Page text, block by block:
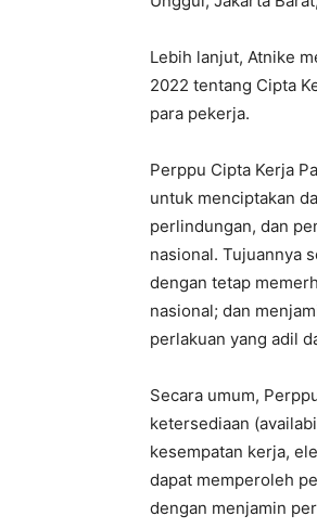
Lebih lanjut, Atnike
2022 tentang Cipta
para pekerja.
Perppu Cipta Kerja
untuk menciptakan
perlindungan, dan
nasional. Tujuannya
dengan tetap
nasional; dan
perlakuan yang adil
Secara umum,
ketersediaan
kesempatan kerja,
dapat memperoleh
dengan menjamin